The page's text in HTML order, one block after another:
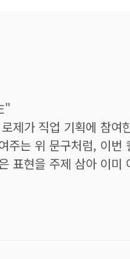
제가 직업 기획에 참여
주는 위 문구처럼, 이
표현을 주제 삼아 이